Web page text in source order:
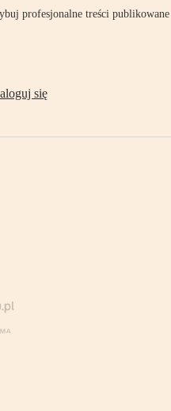
profesjonalne treści publikowane
się